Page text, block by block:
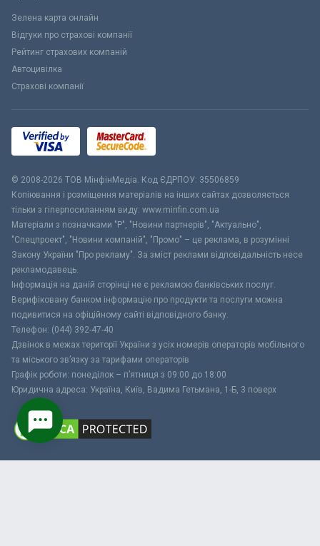
Зелена карта онлайн
Відгуки про страхові компанії
Рейтинг страхових компаній
Автоцивілка
Страхові компанії
© 2008-2026 ТОВ МiнфiнМедiа. Код ЄДРПОУ: 35506859
Копіювання і розміщення матеріалів на інших сайтах дозволяється
тільки з гіперпосиланням виду: www.minfin.com.ua
Матеріали з позначками "Р", "Новини партнерів", "Актуально",
"Спецпроект", "Новини компаній", "Промо" – це реклама, в розумінні
Закону України "Про рекламу". За зміст реклами відповідальність несе
рекламодавець.
Інформація на даній сторінці не є рекламою банківських послуг.
Верифіковану банком інформацію про продукти та послуги можна
подивитися на офіційному сайті відповідного банку.
Телефон: (044) 392-47-40
Дзвінок в межах території України з усіх номерів операторів мобільного
та міського зв’язку за тарифами операторів
Графік роботи: понеділок – п’ятниця з 09:00 до 18:00
Юридична адреса: Україна, Київ, Вадима Гетьмана, 1-Б, 3 поверх